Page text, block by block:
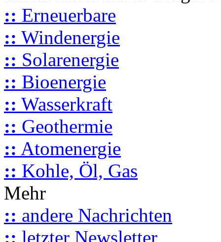
:: Erneuerbare
:: Windenergie
:: Solarenergie
:: Bioenergie
:: Wasserkraft
:: Geothermie
:: Atomenergie
:: Kohle, Öl, Gas
Mehr
:: andere Nachrichten
:: letzter Newsletter